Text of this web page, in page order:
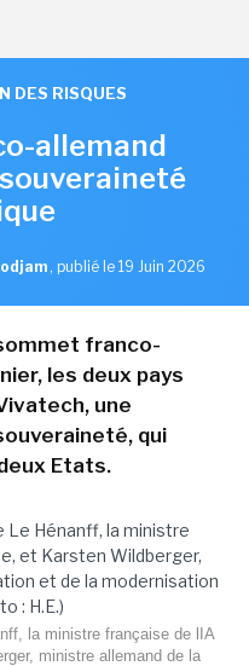
DES RISQUES
allemand
, publié le 19 Juin 2026
franco-
les deux pays
une
qui
Etats.
la ministre française de lIA
ministre allemand de la